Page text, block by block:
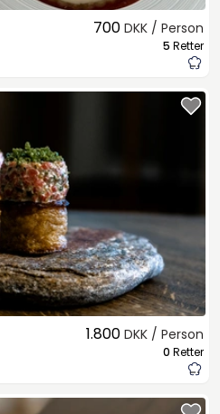
700 DKK / Person
5 Retter
1.800 DKK / Person
0 Retter